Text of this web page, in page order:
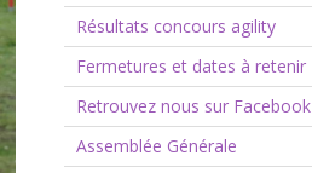
Résultats concours agility
Fermetures et dates à retenir
Retrouvez nous sur Facebook
Assemblée Générale